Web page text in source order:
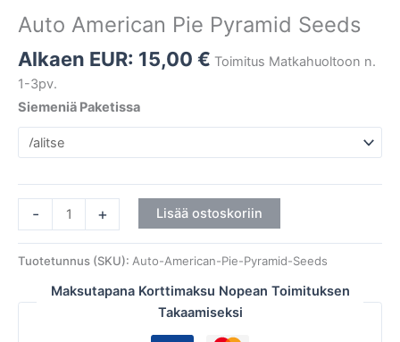
Auto American Pie Pyramid Seeds
Alkaen EUR: 15,00 € Toimitus Matkahuoltoon n.
1-3pv.
Siemeniä Paketissa
- + Lisää ostoskoriin
Tuotetunnus (SKU): Auto-American-Pie-Pyramid-Seeds
Maksutapana Korttimaksu Nopean Toimituksen
Takaamiseksi